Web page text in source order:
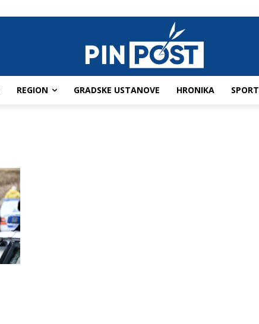
REGION GRADSKE USTANOVE HRONIKA SPORT